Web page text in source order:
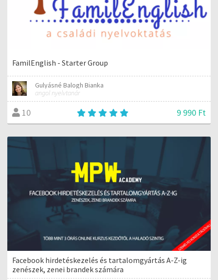
FamilEnglish - Starter Group
Gulyásné Balogh Bianka
angol nyelvtanár
10 9 990 Ft
Facebook hirdetéskezelés és tartalomgyártás A-Z-ig
zenészek, zenei brandek számára